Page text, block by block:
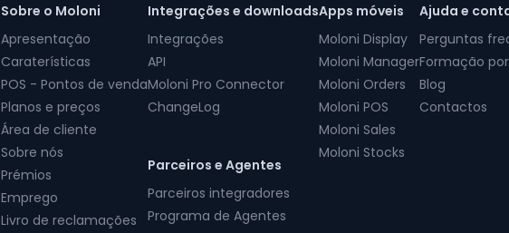
Sobre o Moloni
Apresentação
Caraterísticas
POS - Pontos de venda
Planos e preços
Área de cliente
Sobre nós
Prémios
Emprego
Livro de reclamações
Integrações e downloads
Integrações
API
Moloni Pro Connector
ChangeLog
Parceiros e Agentes
Parceiros integradores
Programa de Agentes
Apps móveis
Moloni Display
Moloni Manager
Moloni Orders
Moloni POS
Moloni Sales
Moloni Stocks
Ajuda e
Perguntas
Formação
Blog
Contactos